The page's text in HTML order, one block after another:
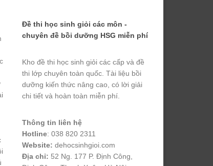
Đề thi học sinh giỏi các môn -
chuyên đề bồi dưỡng HSG miễn phí
Kho đề thi học sinh giỏi các cấp và đề
thi lớp chuyên toàn quốc. Tài liệu bồi
dưỡng kiến thức nâng cao, có lời giải
chi tiết và hoàn toàn miễn phí.
Thông tin liên hệ
Hotline: 038 820 2311
Website: dehocsinhgioi.com
Địa chỉ: 52 Ng. 177 P. Định Công,